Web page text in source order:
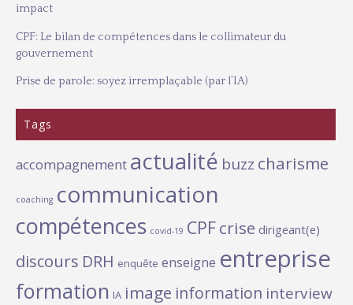
impact
CPF: Le bilan de compétences dans le collimateur du
gouvernement
Prise de parole: soyez irremplaçable (par l’IA)
Tags
accompagnement actualité buzz charisme
coaching communication
compétences covid-19 CPFcrise dirigeant(e)
discours DRH enquête enseigne entreprise
formation IA image information interview